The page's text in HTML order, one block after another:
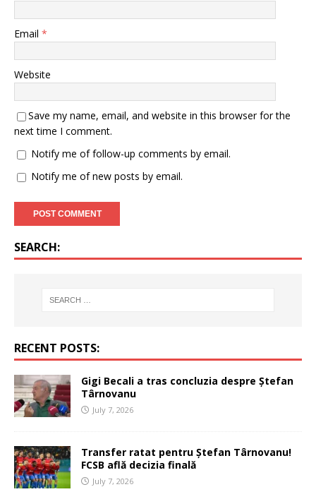
Email *
Website
Save my name, email, and website in this browser for the
next time I comment.
Notify me of follow-up comments by email.
Notify me of new posts by email.
SEARCH:
RECENT POSTS:
Gigi Becali a tras concluzia despre Ștefan
Târnovanu
July 7, 2026
Transfer ratat pentru Ștefan Târnovanu!
FCSB află decizia finală
July 7, 2026